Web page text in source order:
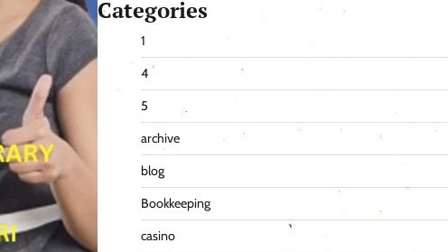
Categories
1
4
5
archive
blog
Bookkeeping
casino